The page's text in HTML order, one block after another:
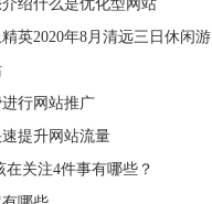
绍什么是优化型网站
英2020年8月清远三日休闲游
行网站推广
提升网站流量
在关注4件事有哪些？